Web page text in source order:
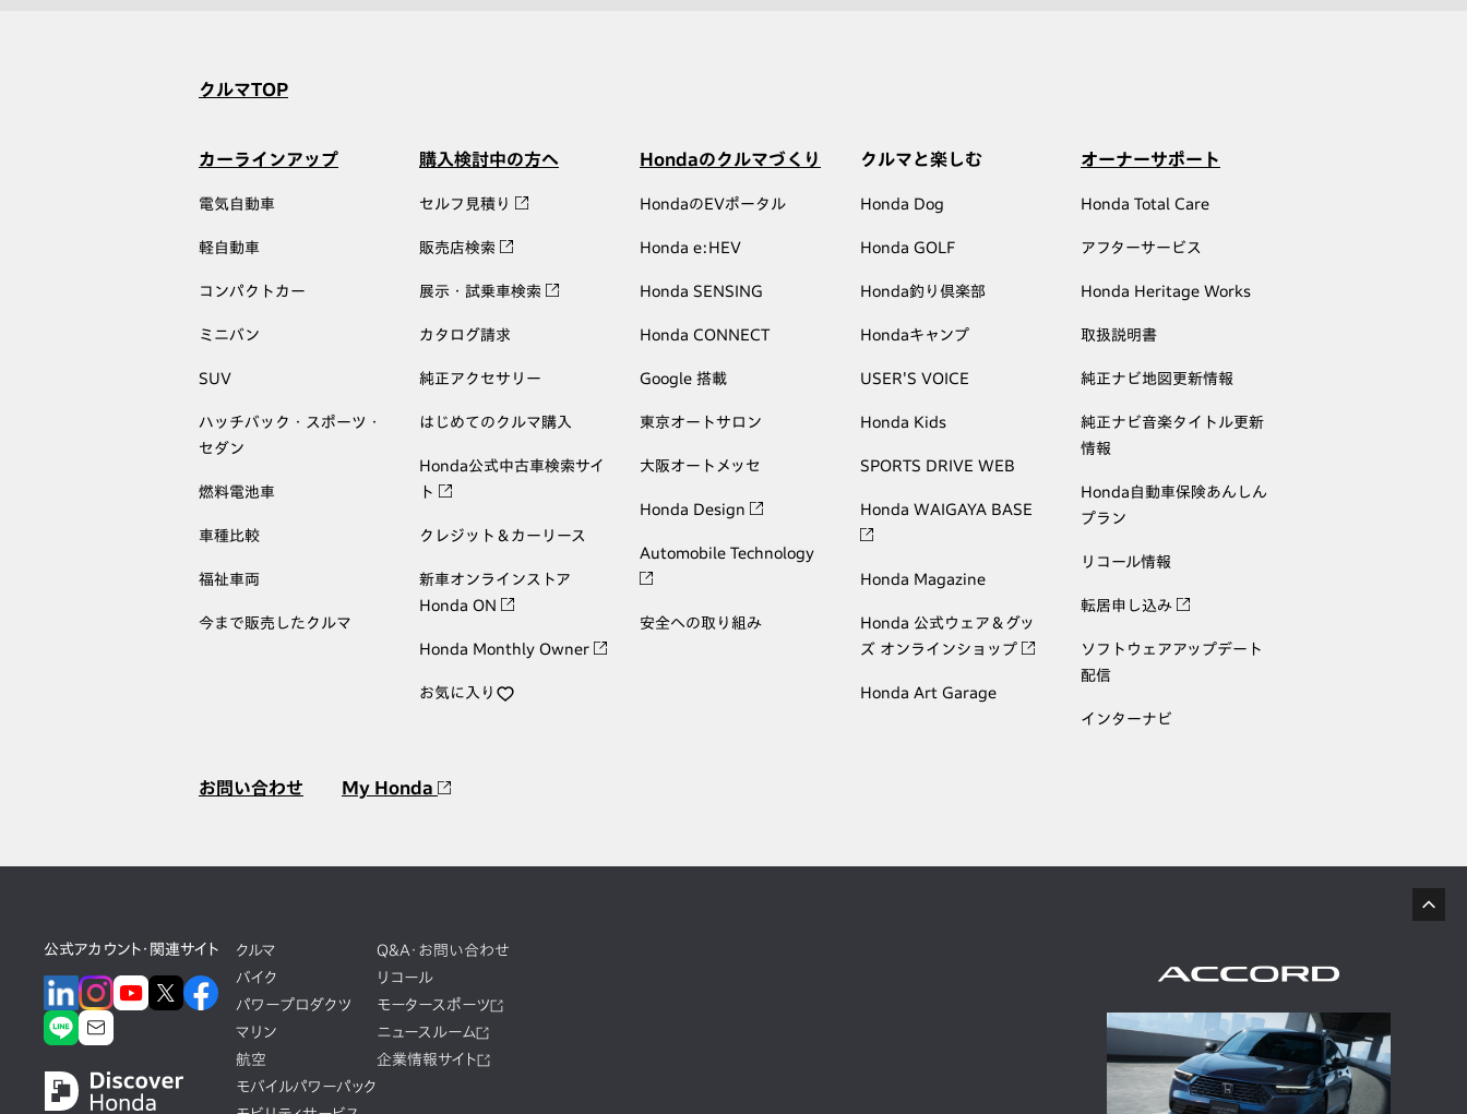
クルマTOP
カーラインアップ
電気自動車
軽自動車
コンパクトカー
ミニバン
SUV
ハッチバック・スポーツ・
セダン
燃料電池車
車種比較
福祉車両
今まで販売したクルマ
購入検討中の方へ
セルフ見積り
販売店検索
展示・試乗車検索
カタログ請求
純正アクセサリー
はじめてのクルマ購入
Honda公式中古車検索サイ
ト
クレジット＆カーリース
新車オンラインストア
Honda ON
Honda Monthly Owner
お気に入り
Hondaのクルマづくり
HondaのEVポータル
Honda e:HEV
Honda SENSING
Honda CONNECT
Google 搭載
東京オートサロン
大阪オートメッセ
Honda Design
Automobile Technology
安全への取り組み
クルマと楽しむ
Honda Dog
Honda GOLF
Honda釣り倶楽部
Hondaキャンプ
USER'S VOICE
Honda Kids
SPORTS DRIVE WEB
Honda WAIGAYA BASE
Honda Magazine
Honda 公式ウェア＆グッ
ズ オンラインショップ
Honda Art Garage
オーナーサポート
Honda Total Care
アフターサービス
Honda Heritage Works
取扱説明書
純正ナビ地図更新情報
純正ナビ音楽タイトル更新
情報
Honda自動車保険あんしん
プラン
リコール情報
転居申し込み
ソフトウェアアップデート
配信
インターナビ
お問い合わせ My Honda
公式アカウント・関連サイト
クルマ
バイク
パワープロダクツ
マリン
航空
モバイルパワーパック
Q&A・お問い合わせ
リコール
モータースポーツ
ニュースルーム
企業情報サイト